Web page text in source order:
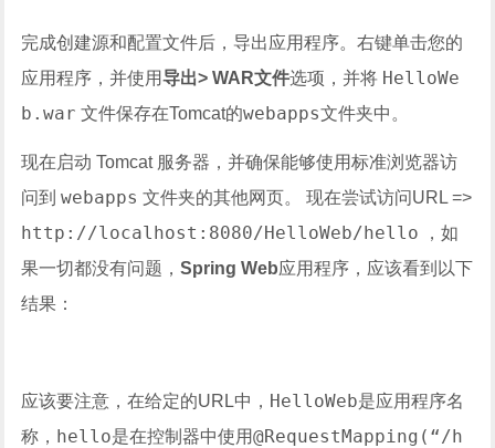
完成创建源和配置文件后，导出应用程序。右键单击您的
应用程序，并使用导出> WAR文件选项，并将 HelloWe
b.war 文件保存在Tomcat的webapps文件夹中。
现在启动 Tomcat 服务器，并确保能够使用标准浏览器访
问到webapps 文件夹的其他网页。 现在尝试访问URL =>
http://localhost:8080/HelloWeb/hello ，如
果一切都没有问题，Spring Web应用程序，应该看到以下
结果：
应该要注意，在给定的URL中， HelloWeb是应用程序名
称， hello是在控制器中使用@RequestMapping(“/h